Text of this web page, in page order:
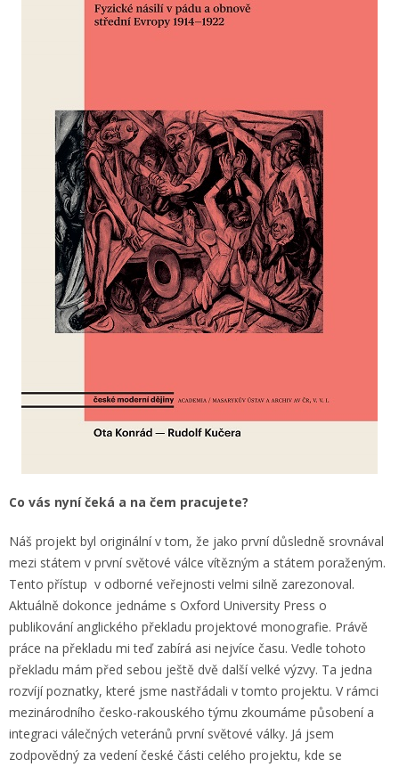
Co vás nyní čeká a na čem pracujete?
Náš projekt byl originální v tom, že jako první důsledně srovnával
mezi státem v první světové válce vítězným a státem poraženým.
Tento přístup v odborné veřejnosti velmi silně zarezonoval.
Aktuálně dokonce jednáme s Oxford University Press o
publikování anglického překladu projektové monografie. Právě
práce na překladu mi teď zabírá asi nejvíce času. Vedle tohoto
překladu mám před sebou ještě dvě další velké výzvy. Ta jedna
rozvíjí poznatky, které jsme nastřádali v tomto projektu. V rámci
mezinárodního česko-rakouského týmu zkoumáme působení a
integraci válečných veteránů první světové války. Já jsem
zodpovědný za vedení české části celého projektu, kde se